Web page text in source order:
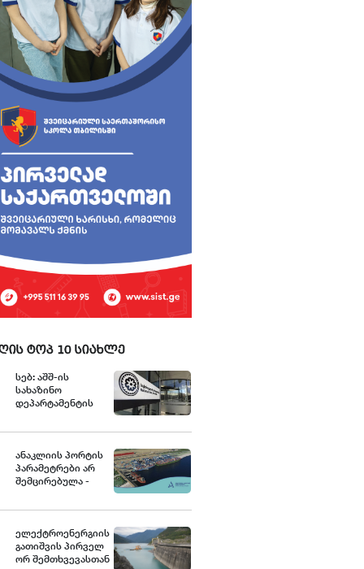
ტოპ 10 სიახლე
სებ: აშშ-ის
სახაზინო
დეპარტამენტის
კონტროლის
მიერ
სანქცირებული
პირი არ
საქართველოს
რეგულირებულ
სუბიექტს
ანაკლიის პორტის
პარამეტრები არ
შემცირებულა -
ელექტროენერგიის
გათიშვის პირველ
ორ შემთხვევასთან